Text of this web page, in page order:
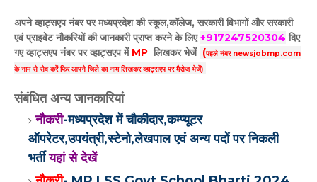
अपने व्हाट्सएप नंबर पर मध्यप्रदेश की स्कूल,कॉलेज, सरकारी विभागों और सरकारी
एवं प्राइवेट नौकरियों की जानकारी प्राप्त करने के लिए+917247520304 दिए
गएव्हाट्सएपनंबर पर व्हाट्सएप में MP लिखकर भेजें (पहले नंबर newsjobmp.com
के नाम से सेव करें फिर आपनेजिले का नाम लिखकर व्हाट्सएप पर मैसेज भेजें)
संबंधित अन्य जानकारियां
नौकरी-मध्यप्रदेश में चौकीदार,कम्प्यूटर
ऑपरेटर,उपयंत्री,स्‍टेनो,लेखपाल एवं अन्य पदों पर निकली
भर्तीयहां से देखें